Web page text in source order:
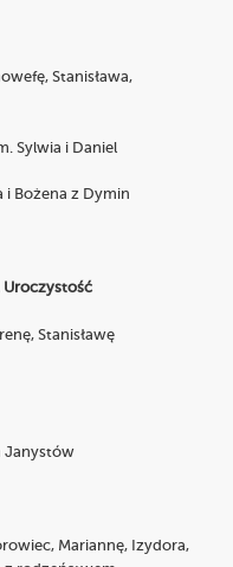
Stanisława,
Sylwia i Daniel
i Bożena z Dymin
Uroczystość
Stanisławę
Janystów
Mariannę, Izydora,